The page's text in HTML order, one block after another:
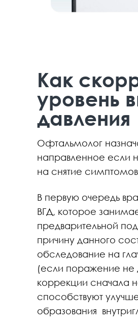
Как
уровень
давления
Офтальмолог
направленное если
на снятие
В первую очередь
ВГД, которое
предварительной
причину данного
обследование на
(если поражение не
коррекции сначала
способствуют
образования